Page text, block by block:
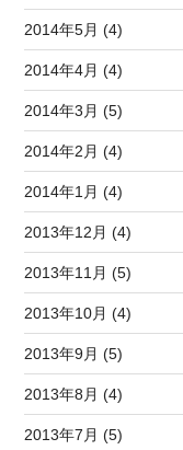
2014年5月 (4)
2014年4月 (4)
2014年3月 (5)
2014年2月 (4)
2014年1月 (4)
2013年12月 (4)
2013年11月 (5)
2013年10月 (4)
2013年9月 (5)
2013年8月 (4)
2013年7月 (5)